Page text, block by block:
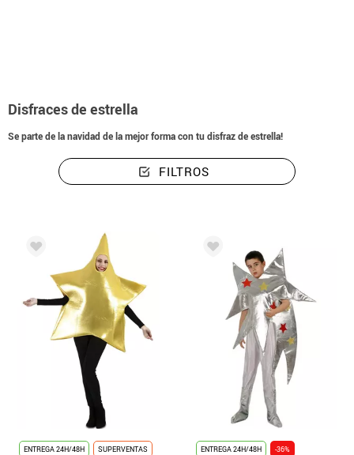
Disfraces de estrella
Se parte de la navidad de la mejor forma con tu disfraz de estrella!
FILTROS
ENTREGA 24H/48H
SUPERVENTAS
ENTREGA 24H/48H
-36%